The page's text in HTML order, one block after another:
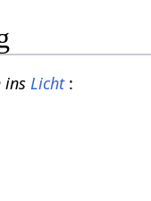
insLicht :